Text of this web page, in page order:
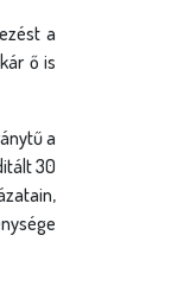
a
ő is
a
30